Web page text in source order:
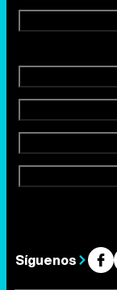
Síguenos